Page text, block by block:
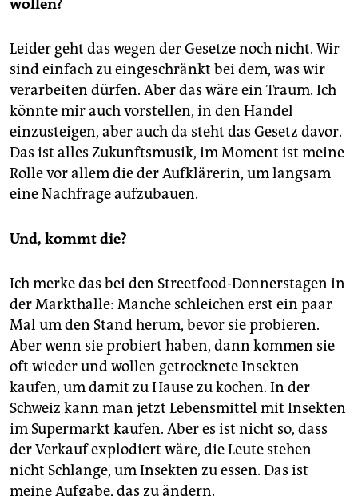
wollen?
Leider geht das wegen der Gesetze noch nicht. Wir
sind einfach zu eingeschränkt bei dem, was wir
verarbeiten dürfen. Aber das wäre ein Traum. Ich
könnte mir auch vorstellen, in den Handel
einzusteigen, aber auch da steht das Gesetz davor.
Das ist alles Zukunftsmusik, im Moment ist meine
Rolle vor allem die der Aufklärerin, um langsam
eine Nachfrage aufzubauen.
Und, kommt die?
Ich merke das bei den Streetfood-Donnerstagen in
der Markthalle: Manche schleichen erst ein paar
Mal um den Stand herum, bevor sie probieren.
Aber wenn sie probiert haben, dann kommen sie
oft wieder und wollen getrocknete Insekten
kaufen, um damit zu Hause zu kochen. In der
Schweiz kann man jetzt Lebensmittel mit Insekten
im Supermarkt kaufen. Aber es ist nicht so, dass
der Verkauf explodiert wäre, die Leute stehen
nicht Schlange, um Insekten zu essen. Das ist
meine Aufgabe, das zu ändern.